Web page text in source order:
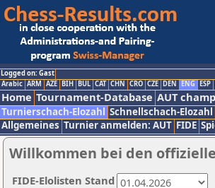
Logged on: Gast
Arabic ARM AZE BIH BUL CAT CHN CRO CZE DEN ENG ESP
Home Tournament-Database AUT
Turnierschach-Elozahl Schnellschach-Elozahl
Allgemeines Turnier anmelden: AUT FIDE
Willkommen bei den
FIDE-Elolisten Stand